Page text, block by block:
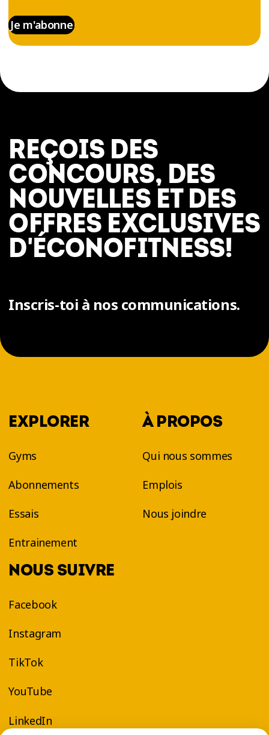
Je m'abonne
REÇOIS DES
CONCOURS, DES
NOUVELLES ET DES
OFFRES EXCLUSIVES
D'ÉCONOFITNESS!
Inscris-toi à nos communications.
EXPLORER
Gyms
Abonnements
Essais
Entrainement
À PROPOS
Qui nous sommes
Emplois
Nous joindre
NOUS SUIVRE
Facebook
Instagram
TikTok
YouTube
LinkedIn